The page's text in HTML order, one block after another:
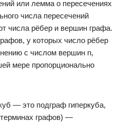
или лемма о пересечениях
числа пересечений
числа рёбер и вершин графа.
у которых число рёбер
с числом вершин n,
мере пропорционально
— это подграф гиперкуба,
графов) —